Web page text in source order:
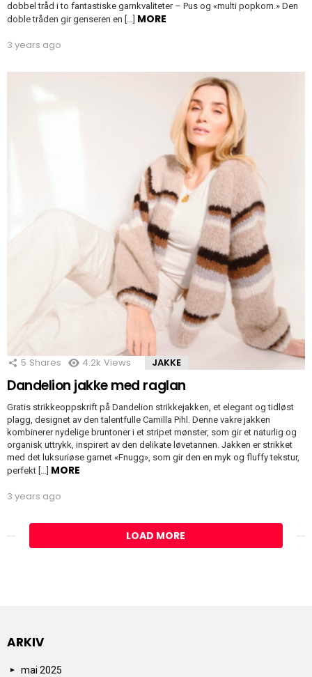
dobbel tråd i to fantastiske garnkvaliteter – Pus og «multi popkorn.» Den
doble tråden gir genseren en […] MORE
3 years ago
5 Shares 4.2k Views JAKKE
Dandelion jakke med raglan
Gratis strikkeoppskrift på Dandelion strikkejakken, et elegant og tidløst
plagg, designet av den talentfulle Camilla Pihl. Denne vakre jakken
kombinerer nydelige bruntoner i et stripet mønster, som gir et naturlig og
organisk uttrykk, inspirert av den delikate løvetannen. Jakken er strikket
med det luksuriøse garnet «Fnugg», som gir den en myk og fluffy tekstur,
perfekt […] MORE
3 years ago
LOAD MORE
ARKIV
mai 2025